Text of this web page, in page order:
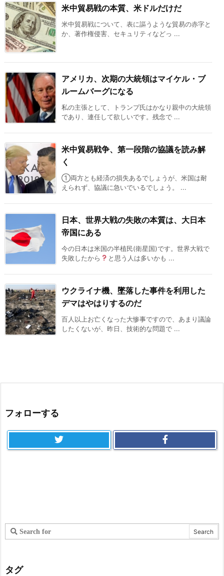
米中貿易戦の本質、米ドルだけだ
米中貿易戦について、表に謳うような貿易の赤字と
か、著作権侵害、セキュリティなどっ ...
アメリカ、次期の大統領はマイケル・ブ
ルームバーグになる
私の主張として、トランプ氏はかなり親中の大統領
であり、連任して欲しいです。残念で ...
米中貿易戦争、第一段階の協議を読み解
く
①両方とも経済の損失あるでしょうが、米国は耐
えられず、協議に急いでいるでしょう。 ...
日本、世界大戦の失敗の本質は、大日本
帝国にある
今の日本は米国の半植民(衛星国)です。世界大戦で
失敗したから
と思う人は多いかも ...
ウクライナ機、墜落した事件を利用した
デマはやはりするのだ
百人以上お亡くなった大惨事ですので、あまり議論
したくないが、昨日、技術的な問題で ...
フォローする
タグ